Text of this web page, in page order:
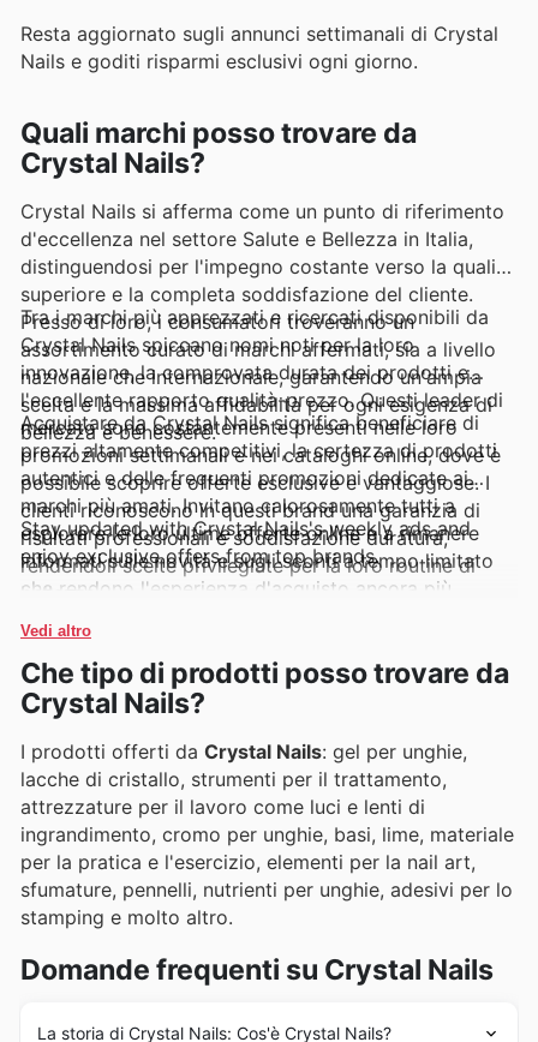
Resta aggiornato sugli annunci settimanali di Crystal
Nails e goditi risparmi esclusivi ogni giorno.
Quali marchi posso trovare da
Crystal Nails?
Crystal Nails si afferma come un punto di riferimento
d'eccellenza nel settore Salute e Bellezza in Italia,
distinguendosi per l'impegno costante verso la qualità
superiore e la completa soddisfazione del cliente.
Presso di loro, i consumatori troveranno un
assortimento curato di marchi affermati, sia a livello
nazionale che internazionale, garantendo un'ampia
scelta e la massima affidabilità per ogni esigenza di
bellezza e benessere.
Tra i marchi più apprezzati e ricercati disponibili da
Crystal Nails spiccano nomi noti per la loro
innovazione, la comprovata durata dei prodotti e
l'eccellente rapporto qualità-prezzo. Questi leader di
mercato sono costantemente presenti nelle loro
promozioni settimanali e nei cataloghi online, dove è
possibile scoprire offerte esclusive e vantaggiose. I
clienti riconoscono in questi brand una garanzia di
risultati professionali e soddisfazione duratura,
rendendoli scelte privilegiate per la loro routine di
bellezza.
Acquistare da Crystal Nails significa beneficiare di
prezzi altamente competitivi, la certezza di prodotti
autentici e delle frequenti promozioni dedicate ai
marchi più amati. Invitano calorosamente tutti a
esplorare le loro ultime offerte online e a rimanere
informati sulle novità e sugli sconti a tempo limitato
che rendono l'esperienza d'acquisto ancora più
Stay updated with Crystal Nails's weekly ads and
enjoy exclusive offers from top brands.
Vedi altro
Che tipo di prodotti posso trovare da
Crystal Nails?
I prodotti offerti da Crystal Nails: gel per unghie,
lacche di cristallo, strumenti per il trattamento,
attrezzature per il lavoro come luci e lenti di
ingrandimento, cromo per unghie, basi, lime, materiale
per la pratica e l'esercizio, elementi per la nail art,
sfumature, pennelli, nutrienti per unghie, adesivi per lo
stamping e molto altro.
Domande frequenti su Crystal Nails
La storia di Crystal Nails: Cos'è Crystal Nails?